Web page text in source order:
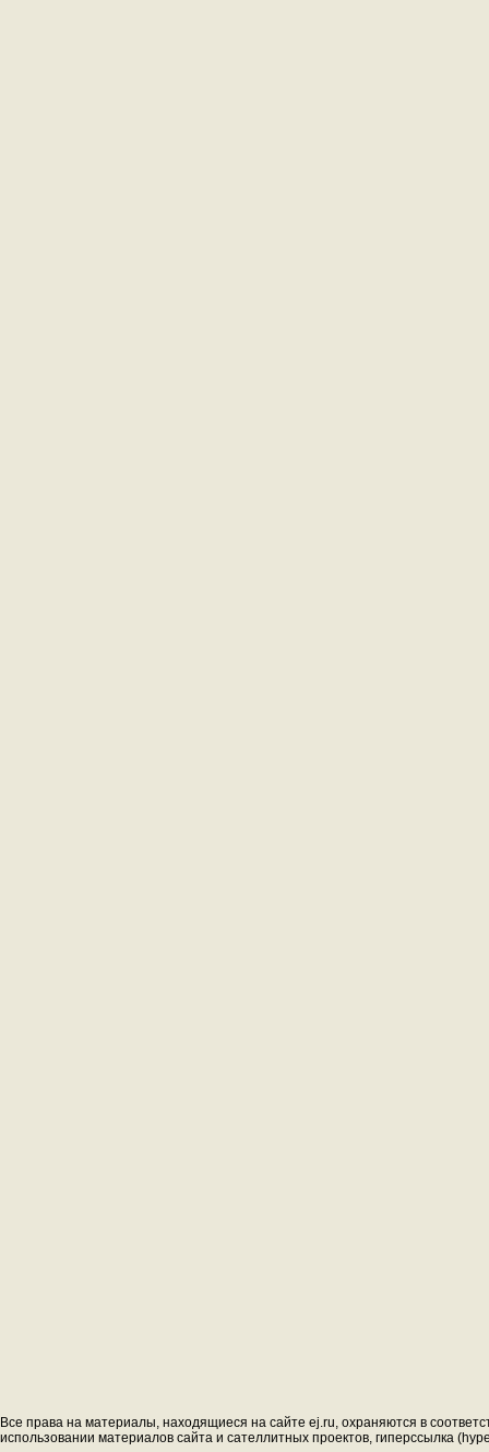
Все права на материалы, находящиеся на сайте ej.ru, охраняются в
использовании материалов сайта и сателлитных проектов, гиперссылка